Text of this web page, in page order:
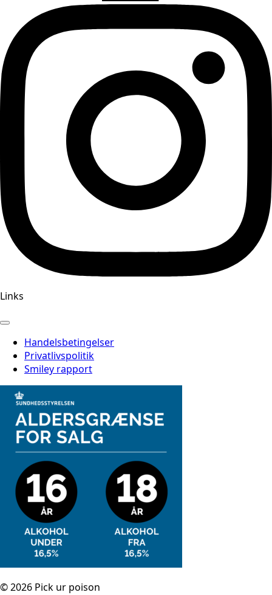
Links
Handelsbetingelser
Privatlivspolitik
Smiley rapport
© 2026 Pick ur poison